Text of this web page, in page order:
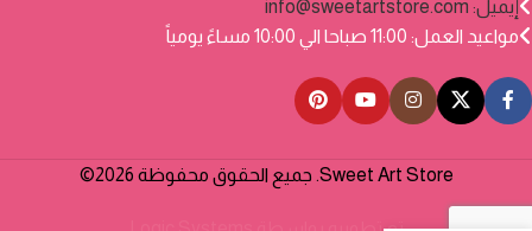
إيميل: info@sweetartstore.com
مواعيد العمل: 11:00 صباحا الي 10:00 مساءً يومياً
Sweet Art Store. جميع الحقوق محفوظة 2026©